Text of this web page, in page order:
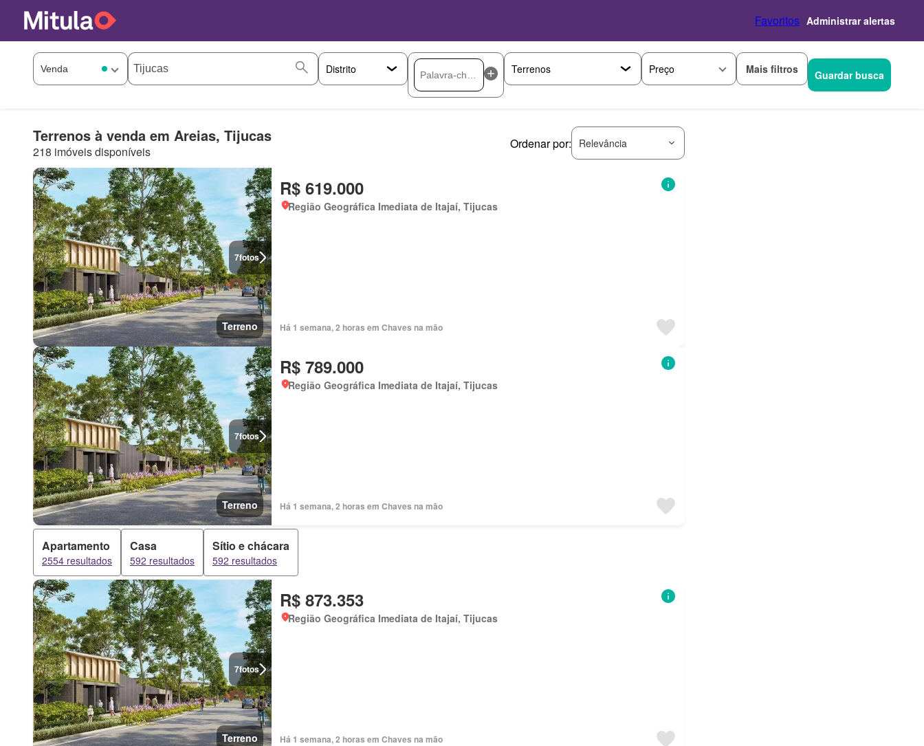
Favoritos Administrar alertas
Preço Mais filtros Guardar busca
Terrenos à venda em Areias, Tijucas
218 imóveis disponíveis
Ordenar por: Relevância
7fotos
Terreno
R$ 619.000
Região Geográfica Imediata de Itajaí, Tijucas
Há 1 semana, 2 horas em Chaves na mão
7fotos
Terreno
R$ 789.000
Região Geográfica Imediata de Itajaí, Tijucas
Há 1 semana, 2 horas em Chaves na mão
Apartamento
2554 resultados
Casa
592 resultados
Sítio e chácara
592 resultados
7fotos
Terreno
R$ 873.353
Região Geográfica Imediata de Itajaí, Tijucas
Há 1 semana, 2 horas em Chaves na mão